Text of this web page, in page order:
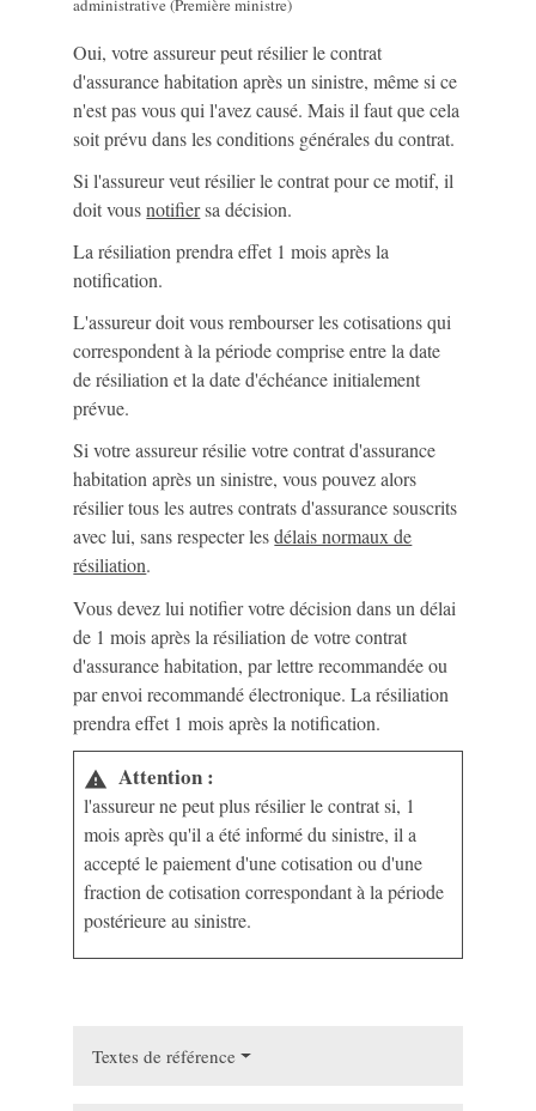
administrative (Première ministre)
Oui, votre assureur peut résilier le contrat
d'assurance habitation après un sinistre, même si ce
n'est pas vous qui l'avez causé. Mais il faut que cela
soit prévu dans les conditions générales du contrat.
Si l'assureur veut résilier le contrat pour ce motif, il
doit vousnotifiersa décision.
La résiliation prendra effet 1 mois après la
notification.
L'assureur doit vous rembourser les cotisations qui
correspondent à la période comprise entre la date
de résiliation et la date d'échéance initialement
prévue.
Si votre assureur résilie votre contrat d'assurance
habitation après un sinistre, vous pouvez alors
résilier tous les autres contrats d'assurance souscrits
avec lui, sans respecter lesdélais normaux de
résiliation.
Vous devez lui notifier votre décision dans un délai
de 1 mois après la résiliation de votre contrat
d'assurance habitation, par lettre recommandée ou
par envoi recommandé électronique. La résiliation
prendra effet 1 mois après la notification.
warning Attention :
l'assureur ne peut plus résilier le contrat si, 1
mois après qu'il a été informé du sinistre, il a
accepté le paiement d'une cotisation ou d'une
fraction de cotisation correspondant à la période
postérieure au sinistre.
Textes de référence